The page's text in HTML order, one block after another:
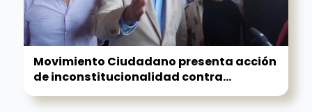
Movimiento Ciudadano presenta acción
de inconstitucionalidad contra...